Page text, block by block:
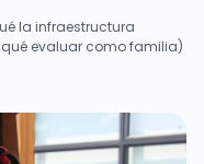
la infraestructura
evaluar como familia)